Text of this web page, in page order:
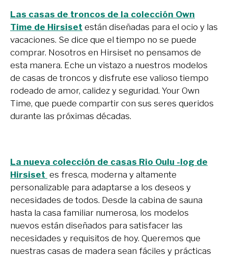
Las casas de troncos de la colección Own
Time de Hirsiset están diseñadas para el ocio y las
vacaciones. Se dice que el tiempo no se puede
comprar. Nosotros en Hirsiset no pensamos de
esta manera. Eche un vistazo a nuestros modelos
de casas de troncos y disfrute ese valioso tiempo
rodeado de amor, calidez y seguridad. Your Own
Time, que puede compartir con sus seres queridos
durante las próximas décadas.
La nueva colección de casas Rio Oulu -log de
Hirsiset es fresca, moderna y altamente
personalizable para adaptarse a los deseos y
necesidades de todos. Desde la cabina de sauna
hasta la casa familiar numerosa, los modelos
nuevos están diseñados para satisfacer las
necesidades y requisitos de hoy. Queremos que
nuestras casas de madera sean fáciles y prácticas